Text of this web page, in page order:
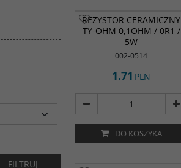
REZYSTOR CERAMICZNY
TY-OHM 0,1OHM / 0R1 /
5W
002-0514
1.71 PLN
DO KOSZYKA